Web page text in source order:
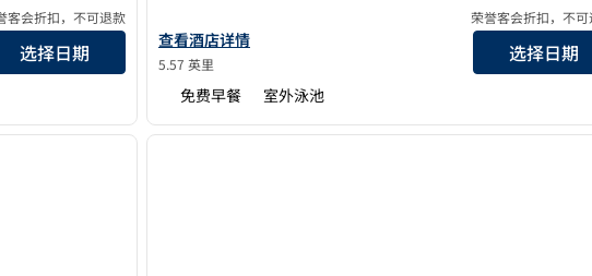
详情
客会折扣，不可退款
选择日期
查看奥兰多市中心希尔顿惠庭酒店的酒店详情
查看酒店详情
5.57 英里
荣誉客会折扣，不可
选择日期
免费早餐 室外泳池
1/12
下一张图片
1
1/11